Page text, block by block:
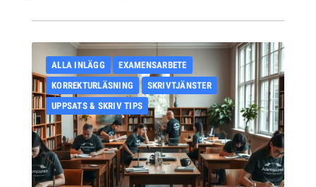
ALLA INLÄGG
EXAMENSARBETE
KORREKTURLÄSNING
SKRIVTJÄNSTER
UPPSATS & SKRIV TIPS